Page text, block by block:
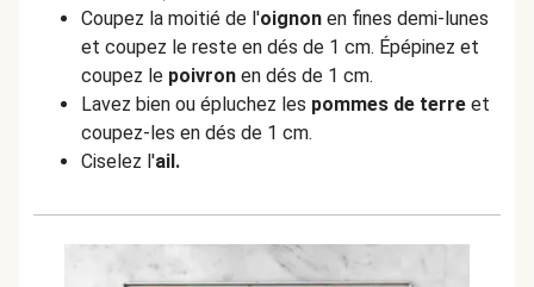
Coupez la moitié de l'oignon en fines demi-lunes
et coupez le reste en dés de 1 cm. Épépinez et
coupez le poivron en dés de 1 cm.
Lavez bien ou épluchez les pommes de terre et
coupez-les en dés de 1 cm.
Ciselez l'ail.